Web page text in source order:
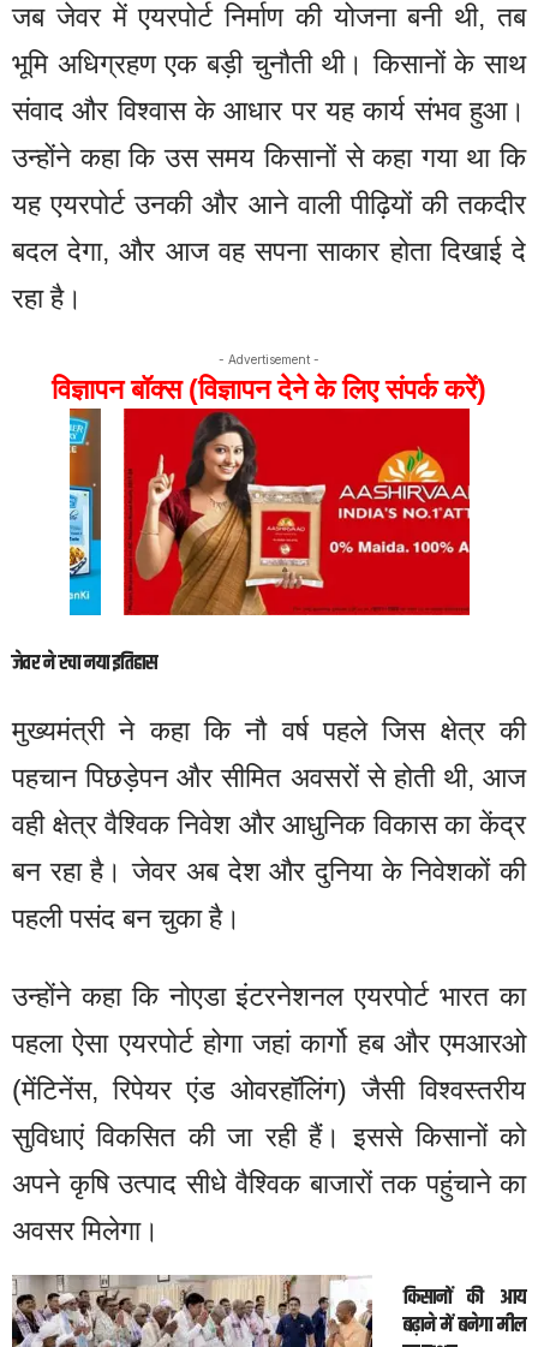
जब जेवर में एयरपोर्ट निर्माण की योजना बनी थी, तब
भूमि अधिग्रहण एक बड़ी चुनौती थी। किसानों के साथ
संवाद और विश्वास के आधार पर यह कार्य संभव हुआ।
उन्होंने कहा कि उस समय किसानों से कहा गया था कि
यह एयरपोर्ट उनकी और आने वाली पीढ़ियों की तकदीर
बदल देगा, और आज वह सपना साकार होता दिखाई दे
रहा है।
- Advertisement -
विज्ञापन बॉक्स (विज्ञापन देने के लिए संपर्क करें)
जेवर ने रचा नया इतिहास
मुख्यमंत्री ने कहा कि नौ वर्ष पहले जिस क्षेत्र की
पहचान पिछड़ेपन और सीमित अवसरों से होती थी, आज
वही क्षेत्र वैश्विक निवेश और आधुनिक विकास का केंद्र
बन रहा है। जेवर अब देश और दुनिया के निवेशकों की
पहली पसंद बन चुका है।
उन्होंने कहा कि नोएडा इंटरनेशनल एयरपोर्ट भारत का
पहला ऐसा एयरपोर्ट होगा जहां कार्गो हब और एमआरओ
(मेंटिनेंस, रिपेयर एंड ओवरहॉलिंग) जैसी विश्वस्तरीय
सुविधाएं विकसित की जा रही हैं। इससे किसानों को
अपने कृषि उत्पाद सीधे वैश्विक बाजारों तक पहुंचाने का
अवसर मिलेगा।
किसानों की आय
बढ़ाने में बनेगा मील